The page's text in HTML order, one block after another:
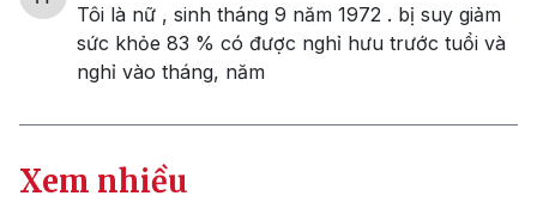
Tôi là nữ , sinh tháng 9 năm 1972 . bị suy giảm
sức khỏe 83 % có được nghỉ hưu trước tuổi và
nghỉ vào tháng, năm
Xem nhiều